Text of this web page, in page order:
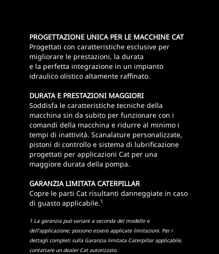
PROGETTAZIONE UNICA PER LE MACCHINE CAT
Progettati con caratteristiche esclusive per
migliorare le prestazioni, la durata
e la perfetta integrazione in un impianto
idraulico olistico altamente raffinato.
DURATA E PRESTAZIONI MAGGIORI
Soddisfa le caratteristiche tecniche della
macchina sin da subito per funzionare con i
comandi della macchina e ridurre al minimo i
tempi di inattività. Scanalature personalizzate,
pistoni di controllo e sistema di lubrificazione
progettati per applicazioni Cat per una
maggiore durata della pompa.
GARANZIA LIMITATA CATERPILLAR
Copre le parti Cat risultanti danneggiate in caso
di guasto applicabile.1
1 La garanzia può variare a seconda del modello e
dell'applicazione; possono essere applicate limitazioni. Per i
dettagli completi sulla Garanzia limitata Caterpillar applicabile,
contattare un dealer Cat autorizzato.